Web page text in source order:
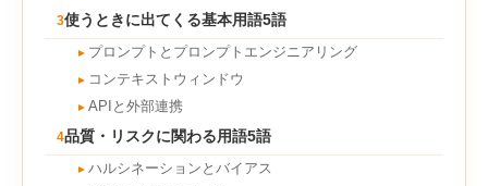
3使うときに出てくる基本用語5語
► プロンプトとプロンプトエンジニアリング
► コンテキストウィンドウ
► APIと外部連携
4品質・リスクに関わる用語5語
► ハルシネーションとバイアス